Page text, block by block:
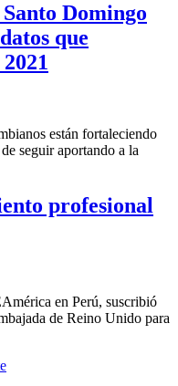
Domingo
que
están fortaleciendo
seguir aportando a la
profesional
en Perú, suscribió
de Reino Unido para